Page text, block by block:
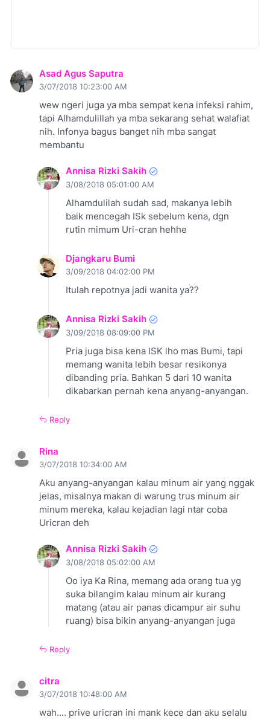
Asad Agus Saputra
3/07/2018 10:23:00 AM
wew ngeri juga ya mba sempat kena infeksi rahim,
tapi Alhamdulillah ya mba sekarang sehat walafiat
nih. Infonya bagus banget nih mba sangat
membantu
Annisa Rizki Sakih
3/08/2018 05:01:00 AM
Alhamdulilah sudah sad, makanya lebih
baik mencegah ISk sebelum kena, dgn
rutin mimum Uri-cran hehhe
Djangkaru Bumi
3/09/2018 04:02:00 PM
Itulah repotnya jadi wanita ya??
Annisa Rizki Sakih
3/09/2018 08:09:00 PM
Pria juga bisa kena ISK lho mas Bumi, tapi
memang wanita lebih besar resikonya
dibanding pria. Bahkan 5 dari 10 wanita
dikabarkan pernah kena anyang-anyangan.
Reply
Rina
3/07/2018 10:34:00 AM
Aku anyang-anyangan kalau minum air yang nggak
jelas, misalnya makan di warung trus minum air
minum mereka, kalau kejadian lagi ntar coba
Uricran deh
Annisa Rizki Sakih
3/08/2018 05:02:00 AM
Oo iya Ka Rina, memang ada orang tua yg
suka bilangim kalau minum air kurang
matang (atau air panas dicampur air suhu
ruang) bisa bikin anyang-anyangan juga
Reply
citra
3/07/2018 10:48:00 AM
wah.... prive uricran ini mank kece dan aku selalu